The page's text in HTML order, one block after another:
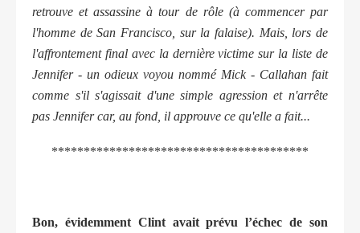
retrouve et assassine à tour de rôle (à commencer par
l'homme de San Francisco, sur la falaise). Mais, lors de
l'affrontement final avec la dernière victime sur la liste de
Jennifer - un odieux voyou nommé Mick - Callahan fait
comme s'il s'agissait d'une simple agression et n'arrête
pas Jennifer car, au fond, il approuve ce qu'elle a fait...
****************************************
Bon, évidemment Clint avait prévu l’échec de son